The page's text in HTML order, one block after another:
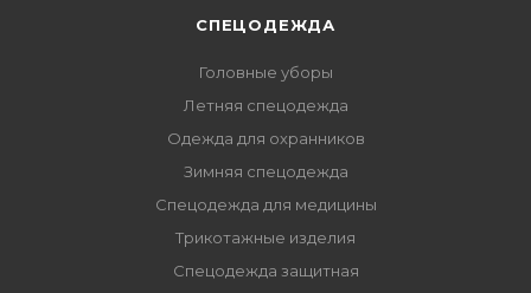
СПЕЦОДЕЖДА
Головные уборы
Летняя спецодежда
Одежда для охранников
Зимняя спецодежда
Спецодежда для медицины
Трикотажные изделия
Спецодежда защитная